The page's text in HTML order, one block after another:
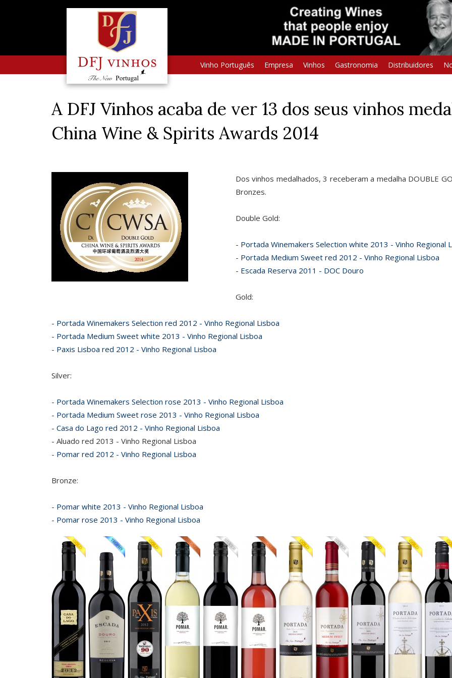
Vinho Português Empresa Vinhos Gastronomia Distribuidores
A DFJ Vinhos acaba de ver 13 dos seus vinhos
China Wine & Spirits Awards 2014
Dos vinhos medalhados, 3 receberam a medalha DOUBLE
Bronzes.
Double Gold:
- Portada Winemakers Selection white 2013 - Vinho Regional
- Portada Medium Sweet red 2012 - Vinho Regional Lisboa
- Escada Reserva 2011 - DOC Douro
Gold:
- Portada Winemakers Selection red 2012 - Vinho Regional Lisboa
- Portada Medium Sweet white 2013 - Vinho Regional Lisboa
- Paxis Lisboa red 2012 - Vinho Regional Lisboa
Silver:
- Portada Winemakers Selection rose 2013 - Vinho Regional Lisboa
- Portada Medium Sweet rose 2013 - Vinho Regional Lisboa
- Casa do Lago red 2012 - Vinho Regional Lisboa
- Aluado red 2013 - Vinho Regional Lisboa
- Pomar red 2012 - Vinho Regional Lisboa
Bronze:
- Pomar white 2013 - Vinho Regional Lisboa
- Pomar rose 2013 - Vinho Regional Lisboa